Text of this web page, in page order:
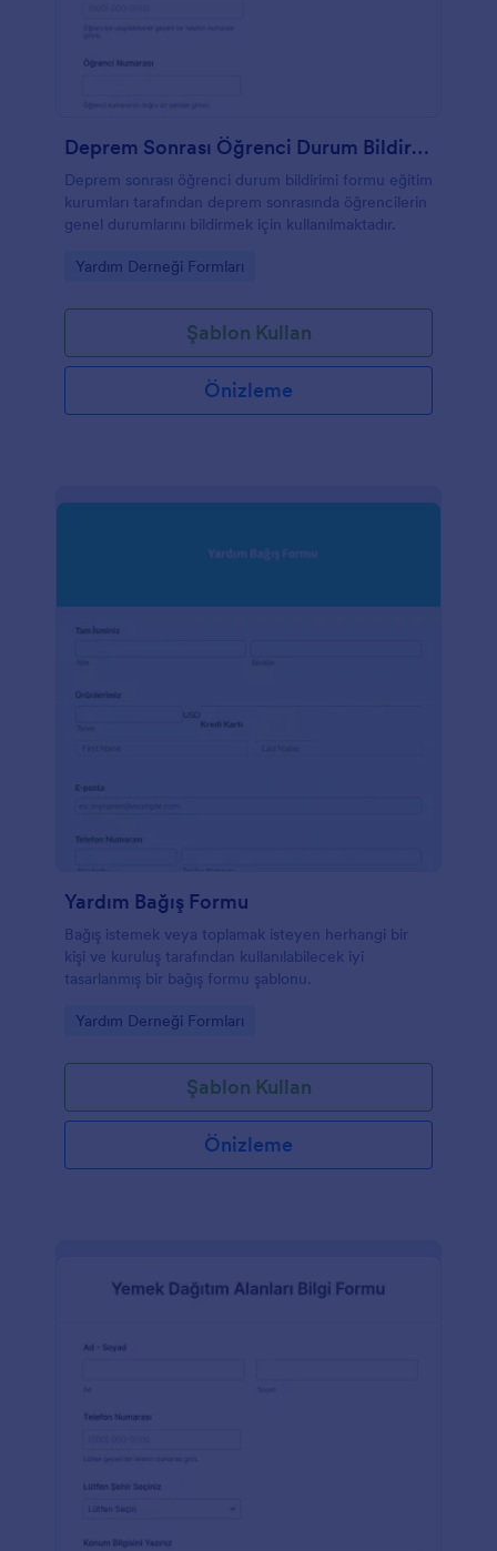
Deprem Sonrası Öğrenci Durum Bildirim Formu
Deprem sonrası öğrenci durum bildirimi formu eğitim
kurumları tarafından deprem sonrasında öğrencilerin
genel durumlarını bildirmek için kullanılmaktadır.
Go to Category:
Yardım Derneği Formları
Şablon Kullan
Önizleme
Yardım Bağış Formu
Bağış istemek veya toplamak isteyen herhangi bir
kişi ve kuruluş tarafından kullanılabilecek iyi
tasarlanmış bir bağış formu şablonu.
Go to Category:
Yardım Derneği Formları
Şablon Kullan
Önizleme